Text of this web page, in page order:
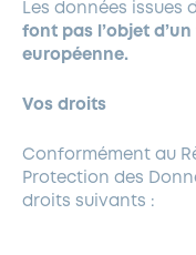
Les données issues
font pas l’objet
européenne.
Vos droits
Conformément au
Protection des
droits suivants :